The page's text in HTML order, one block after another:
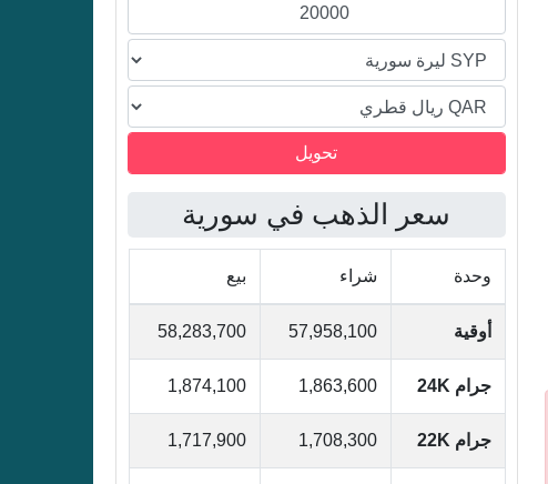
القطري
سعر الذهب في سورية
وحدة شراء بيع
أوقية 57,958,100
58,283,700
جرام 24K 1,863,600
1,874,100
جرام 22K 1,708,300
1,717,900